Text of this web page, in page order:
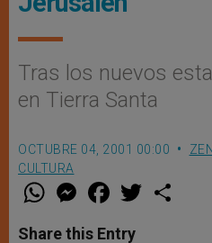
Tras los nuevos
en Tierra Santa
OCTUBRE 04, 2001 00:00
CULTURA
W
t
M
e
s
F
a
e
w
Share this Entry